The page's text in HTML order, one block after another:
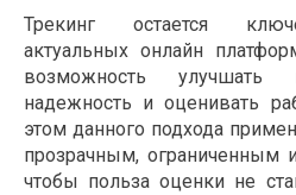
Трекинг остается
актуальных онлайн
возможность улучшать
надежность и оценивать
этом данного подхода
прозрачным, ограниченным
чтобы польза оценки не